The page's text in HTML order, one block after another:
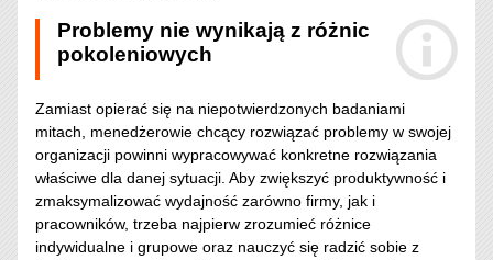
Problemy nie wynikają z różnic
pokoleniowych
Zamiast opierać się na niepotwierdzonych badaniami
mitach, menedżerowie chcący rozwiązać problemy w swojej
organizacji powinni wypracowywać konkretne rozwiązania
właściwe dla danej sytuacji. Aby zwiększyć produktywność i
zmaksymalizować wydajność zarówno firmy, jak i
pracowników, trzeba najpierw zrozumieć różnice
indywidualne i grupowe oraz nauczyć się radzić sobie z